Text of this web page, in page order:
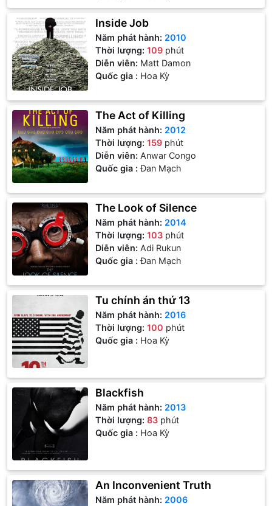
Inside Job
Năm phát hành: 2010
Thời lượng:109 phút
Diễn viên: Matt Damon
Quốc gia : Hoa Kỳ
The Act of Killing
Năm phát hành: 2012
Thời lượng:159 phút
Diễn viên:Anwar Congo
Quốc gia : Đan Mạch
The Look of Silence
Năm phát hành: 2014
Thời lượng:103 phút
Diễn viên:Adi Rukun
Quốc gia : Đan Mạch
Tu chính án thứ 13
Năm phát hành: 2016
Thời lượng:100 phút
Quốc gia : Hoa Kỳ
Blackfish
Năm phát hành: 2013
Thời lượng:83 phút
Quốc gia : Hoa Kỳ
An Inconvenient Truth
Năm phát hành: 2006